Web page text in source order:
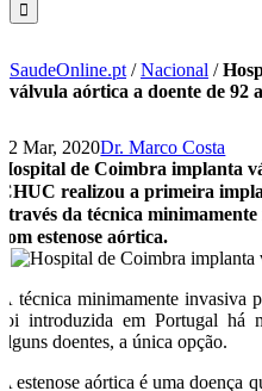
SaudeOnline.pt /Nacional /
válvula aórtica a doente de 92
12 Mar, 2020Dr. Marco Costa
Hospital de Coimbra implanta
CHUC realizou a primeira
através da técnica
com estenose aórtica.
A técnica minimamente invasiva
foi introduzida em Portugal há
alguns doentes, a única opção.
A estenose aórtica é uma doença